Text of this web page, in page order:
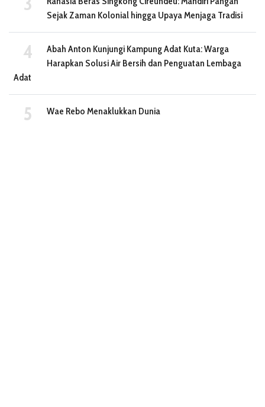
Sejak Zaman Kolonial hingga Upaya Menjaga Tradisi
Abah Anton Kunjungi Kampung Adat Kuta: Warga
Harapkan Solusi Air Bersih dan Penguatan Lembaga
Adat
Wae Rebo Menaklukkan Dunia